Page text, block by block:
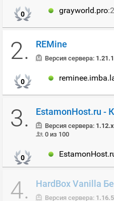
0 grayworld.pro
2. REMine
Версия сервера:
0
3. EstamonHost.ru
Версия сервера:
0 из 100
0
4. HardBox Vanilla
Версия сервера: 1.16.5